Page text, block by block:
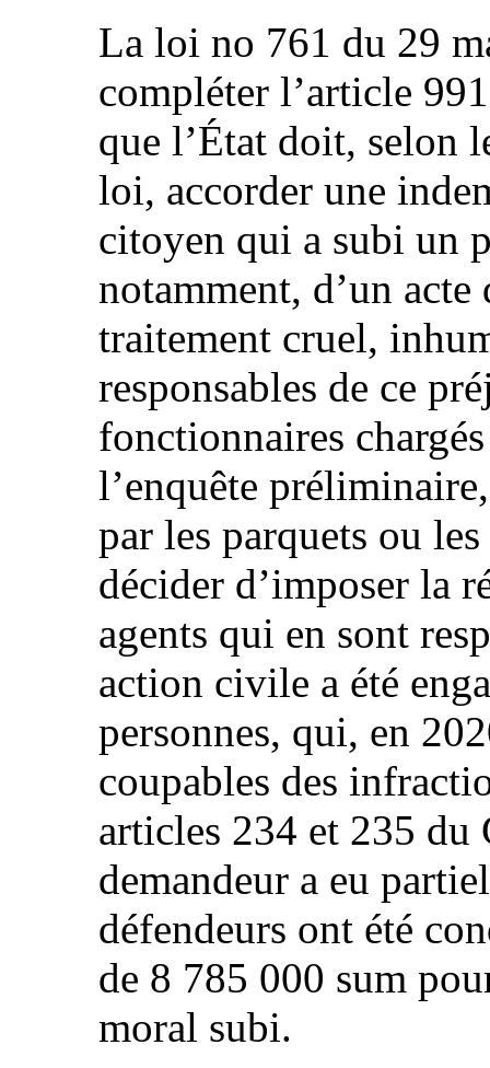
La loi no 761 du 29
compléter l’article
que l’État doit, selon
loi, accorder une
citoyen qui a subi un
notamment, d’un
traitement cruel,
responsables de ce
fonctionnaires
l’enquête
par les parquets ou
décider d’imposer la
agents qui en sont
action civile a été
personnes, qui, en
coupables des
articles 234 et 235 du
demandeur a eu
défendeurs ont été
de 8 785 000 sum
moral subi.